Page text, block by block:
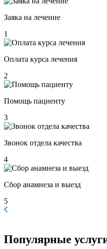
Заяка на лечение
1
Оплата курса лечения
2
Помощь пациенту
3
Звонок отдела качества
4
Сбор анамнеза и выезд
5
Популярные